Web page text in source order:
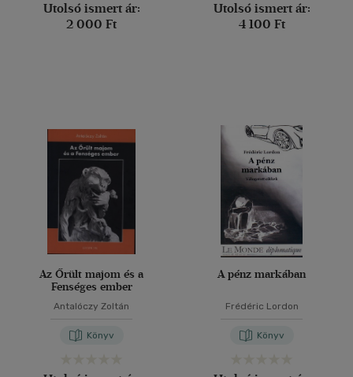
Utolsó ismert ár:
2 000 Ft
Utolsó ismert ár:
4 100 Ft
Az Őrült majom és a
Fenséges ember
Antalóczy Zoltán
Könyv
A pénz markában
Frédéric Lordon
Könyv